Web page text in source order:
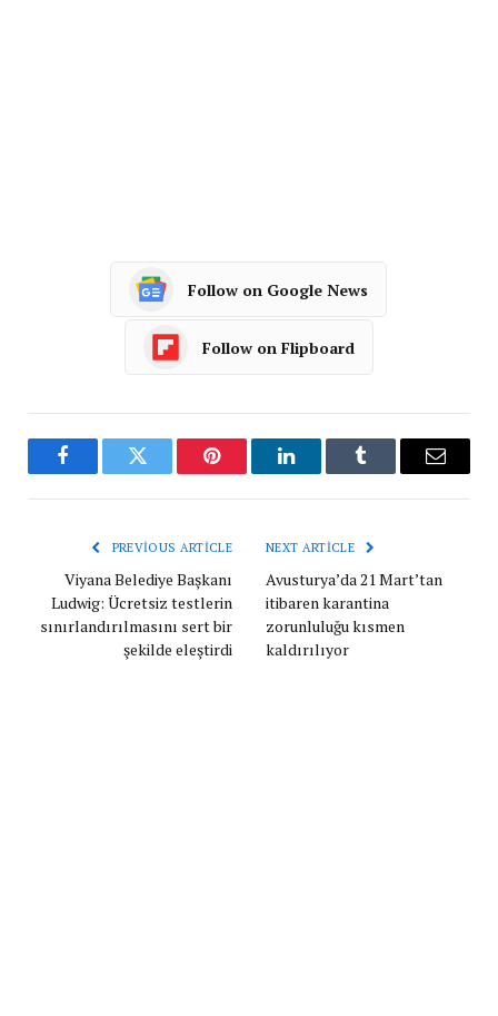
Follow on Google News
Follow on Flipboard
FacebookTwitter Pinterest LinkedInTumblr Email
PREVIOUS ARTICLE
Viyana Belediye Başkanı
Ludwig: Ücretsiz testlerin
sınırlandırılmasını sert bir
şekilde eleştirdi
NEXT ARTICLE
Avusturya’da 21 Mart’tan
itibaren karantina
zorunluluğu kısmen
kaldırılıyor